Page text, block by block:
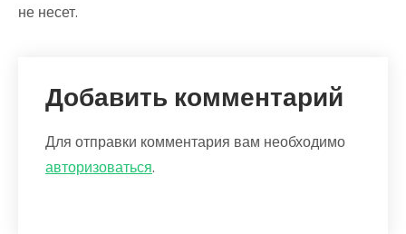
не несет.
Добавить комментарий
Для отправки комментария вам необходимо
авторизоваться.